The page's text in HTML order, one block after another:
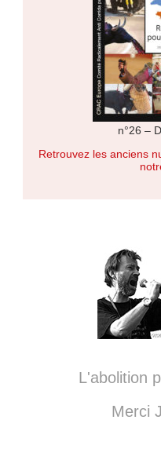
n°26 –
Retrouvez les anciens
L'abolition
Merci